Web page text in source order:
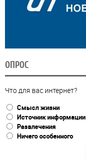
ОПРОС
Что для вас интернет?
Смысл жизни
Источник информации
Развлечения
Ничего особенного